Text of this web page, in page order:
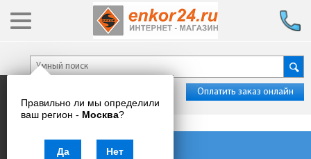
Правильно ли мы определили
ваш регион - Москва?
Да Нет
Оплатить заказ онлайн
Каталог товаров